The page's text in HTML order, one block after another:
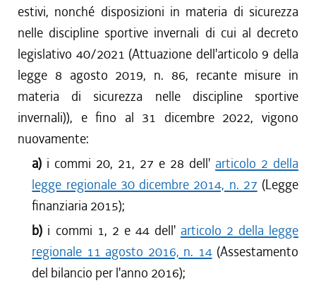
estivi, nonché disposizioni in materia di sicurezza
nelle discipline sportive invernali di cui al decreto
legislativo 40/2021 (Attuazione dell'articolo 9 della
legge 8 agosto 2019, n. 86, recante misure in
materia di sicurezza nelle discipline sportive
invernali)), e fino al 31 dicembre 2022, vigono
nuovamente:
a) i commi 20, 21, 27 e 28 dell' articolo 2 della
legge regionale 30 dicembre 2014, n. 27 (Legge
finanziaria 2015);
b) i commi 1, 2 e 44 dell' articolo 2 della legge
regionale 11 agosto 2016, n. 14(Assestamento
del bilancio per l'anno 2016);